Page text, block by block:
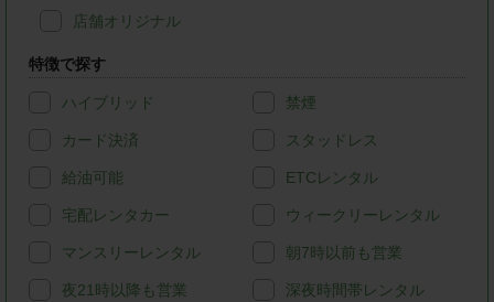
店舗オリジナル
特徴で探す
ハイブリッド 禁煙
カード決済 スタッドレス
給油可能 ETCレンタル
宅配レンタカー ウィークリーレンタル
マンスリーレンタル 朝7時以前も営業
夜21時以降も営業 深夜時間帯レンタル